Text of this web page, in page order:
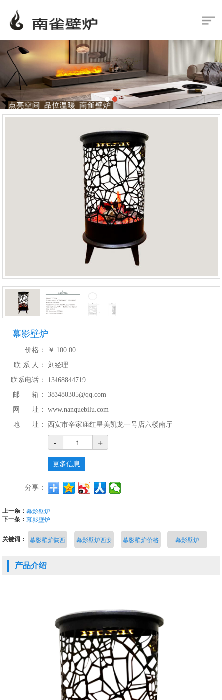
幕影壁炉
价格： ￥ 100.00
联 系 人：
刘经理
联系电话：
13468844719
邮 箱：
383480305@qq.com
网 址：
www.nanquebilu.com
地 址：
西安市辛家庙红星美凯龙一号店六楼南厅
- +
更多信息
分享：
上一条： 幕影壁炉
下一条： 幕影壁炉
关键词： 幕影壁炉陕西 幕影壁炉西安 幕影壁炉价格 幕影壁炉
产品介绍